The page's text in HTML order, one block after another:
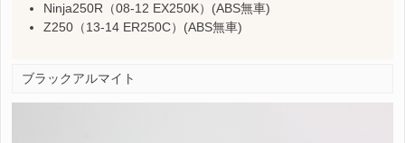
Ninja250R（08-12 EX250K）(ABS無車)
Z250（13-14 ER250C）(ABS無車)
ブラックアルマイト